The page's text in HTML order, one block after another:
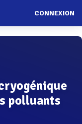
CONNEXION
polluants